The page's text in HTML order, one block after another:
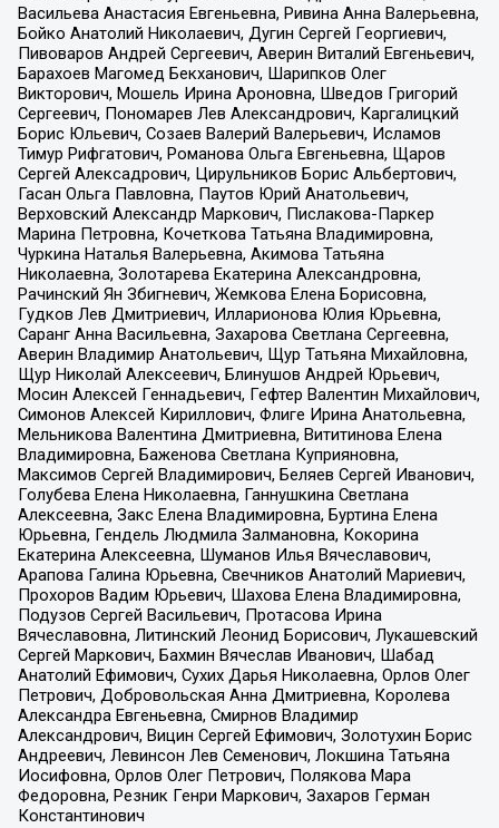
Васильева Анастасия Евгеньевна, Ривина Анна Валерьевна,
Бойко Анатолий Николаевич, Дугин Сергей Георгиевич,
Пивоваров Андрей Сергеевич, Аверин Виталий Евгеньевич,
Барахоев Магомед Бекханович, Шарипков Олег
Викторович, Мошель Ирина Ароновна, Шведов Григорий
Сергеевич, Пономарев Лев Александрович, Каргалицкий
Борис Юльевич, Созаев Валерий Валерьевич, Исламов
Тимур Рифгатович, Романова Ольга Евгеньевна, Щаров
Сергей Алексадрович, Цирульников Борис Альбертович,
Гасан Ольга Павловна, Паутов Юрий Анатольевич,
Верховский Александр Маркович, Пислакова-Паркер
Марина Петровна, Кочеткова Татьяна Владимировна,
Чуркина Наталья Валерьевна, Акимова Татьяна
Николаевна, Золотарева Екатерина Александровна,
Рачинский Ян Збигневич, Жемкова Елена Борисовна,
Гудков Лев Дмитриевич, Илларионова Юлия Юрьевна,
Саранг Анна Васильевна, Захарова Светлана Сергеевна,
Аверин Владимир Анатольевич, Щур Татьяна Михайловна,
Щур Николай Алексеевич, Блинушов Андрей Юрьевич,
Мосин Алексей Геннадьевич, Гефтер Валентин Михайлович,
Симонов Алексей Кириллович, Флиге Ирина Анатольевна,
Мельникова Валентина Дмитриевна, Вититинова Елена
Владимировна, Баженова Светлана Куприяновна,
Максимов Сергей Владимирович, Беляев Сергей Иванович,
Голубева Елена Николаевна, Ганнушкина Светлана
Алексеевна, Закс Елена Владимировна, Буртина Елена
Юрьевна, Гендель Людмила Залмановна, Кокорина
Екатерина Алексеевна, Шуманов Илья Вячеславович,
Арапова Галина Юрьевна, Свечников Анатолий Мариевич,
Прохоров Вадим Юрьевич, Шахова Елена Владимировна,
Подузов Сергей Васильевич, Протасова Ирина
Вячеславовна, Литинский Леонид Борисович, Лукашевский
Сергей Маркович, Бахмин Вячеслав Иванович, Шабад
Анатолий Ефимович, Сухих Дарья Николаевна, Орлов Олег
Петрович, Добровольская Анна Дмитриевна, Королева
Александра Евгеньевна, Смирнов Владимир
Александрович, Вицин Сергей Ефимович, Золотухин Борис
Андреевич, Левинсон Лев Семенович, Локшина Татьяна
Иосифовна, Орлов Олег Петрович, Полякова Мара
Федоровна, Резник Генри Маркович, Захаров Герман
Константинович